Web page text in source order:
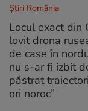
Știri România
Locul exact din
lovit drona
de case în
nu s-ar fi izbit
păstrat
ori noroc”